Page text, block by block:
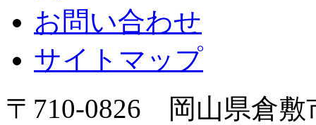
お問い合わせ
サイトマップ
〒710-0826 岡山県倉敷